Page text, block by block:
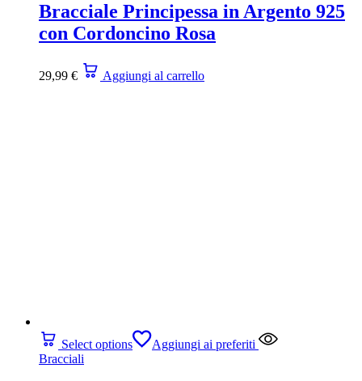
Bracciale Principessa in Argento 925
con Cordoncino Rosa
29,99 € Aggiungi al carrello
Select options
Aggiungi ai preferiti
Bracciali